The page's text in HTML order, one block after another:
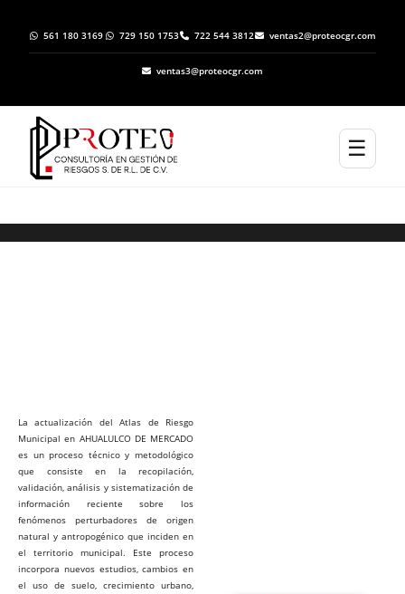
561 180 3169 729 150 1753 722 544 3812 ventas2@proteocgr.com
ventas3@proteocgr.com
☰
La actualización del Atlas de Riesgo
Municipal en AHUALULCO DE MERCADO
es un proceso técnico y metodológico
que consiste en la recopilación,
validación, análisis y sistematización de
información reciente sobre los
fenómenos perturbadores de origen
natural y antropogénico que inciden en
el territorio municipal. Este proceso
incorpora nuevos estudios, cambios en
el uso de suelo, crecimiento urbano,